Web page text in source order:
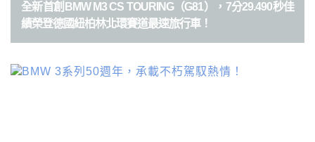
全新首創BMW M3 CS TOURING（G81），7分29.490秒佳
績榮登德國紐柏林北環賽道最速旅行車！